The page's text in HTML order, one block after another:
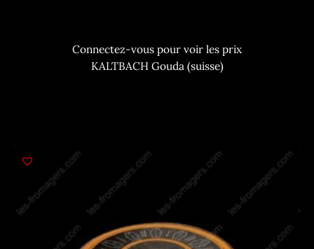
Connectez-vous pour voir les prix
KALTBACH Gouda (suisse)